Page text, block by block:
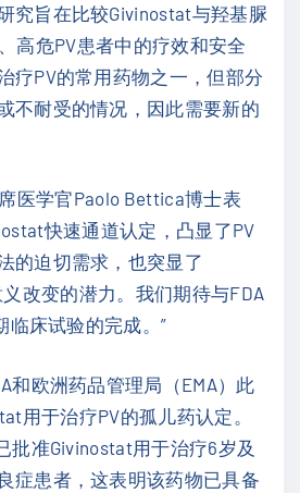
究旨在比较Givinostat与羟基脲
高危PV患者中的疗效和安全
疗PV的常用药物之一，但部分
不耐受的情况，因此需要新的
医学官Paolo Bettica博士表
快速通道认定，凸显了PV
的迫切需求，也突显了
改变的潜力。我们期待与FDA
临床试验的完成。”
和欧洲药品管理局（EMA）此
用于治疗PV的孤儿药认定。
批准Givinostat用于治疗6岁及
症患者，这表明该药物已具备